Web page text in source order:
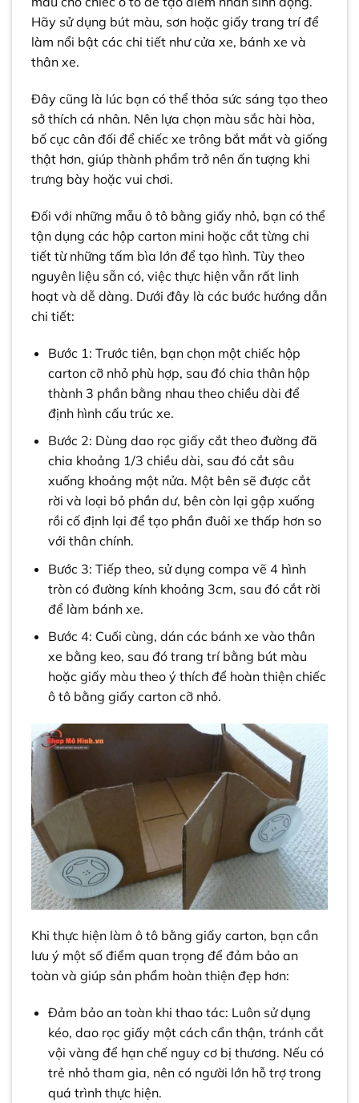
Hãy sử dụng bút màu, sơn hoặc giấy trang trí để
làm nổi bật các chi tiết như cửa xe, bánh xe và
thân xe.
Đây cũng là lúc bạn có thể thỏa sức sáng tạo theo
sở thích cá nhân. Nên lựa chọn màu sắc hài hòa,
bố cục cân đối để chiếc xe trông bắt mắt và giống
thật hơn, giúp thành phẩm trở nên ấn tượng khi
trưng bày hoặc vui chơi.
Đối với những mẫu ô tô bằng giấy nhỏ, bạn có thể
tận dụng các hộp carton mini hoặc cắt từng chi
tiết từ những tấm bìa lớn để tạo hình. Tùy theo
nguyên liệu sẵn có, việc thực hiện vẫn rất linh
hoạt và dễ dàng. Dưới đây là các bước hướng dẫn
chi tiết:
Bước 1: Trước tiên, bạn chọn một chiếc hộp
carton cỡ nhỏ phù hợp, sau đó chia thân hộp
thành 3 phần bằng nhau theo chiều dài để
định hình cấu trúc xe.
Bước 2: Dùng dao rọc giấy cắt theo đường đã
chia khoảng 1/3 chiều dài, sau đó cắt sâu
xuống khoảng một nửa. Một bên sẽ được cắt
rời và loại bỏ phần dư, bên còn lại gập xuống
rồi cố định lại để tạo phần đuôi xe thấp hơn so
với thân chính.
Bước 3: Tiếp theo, sử dụng compa vẽ 4 hình
tròn có đường kính khoảng 3cm, sau đó cắt rời
để làm bánh xe.
Bước 4: Cuối cùng, dán các bánh xe vào thân
xe bằng keo, sau đó trang trí bằng bút màu
hoặc giấy màu theo ý thích để hoàn thiện chiếc
ô tô bằng giấy carton cỡ nhỏ.
Khi thực hiện làm ô tô bằng giấy carton, bạn cần
lưu ý một số điểm quan trọng để đảm bảo an
toàn và giúp sản phẩm hoàn thiện đẹp hơn:
Đảm bảo an toàn khi thao tác: Luôn sử dụng
kéo, dao rọc giấy một cách cẩn thận, tránh cắt
vội vàng để hạn chế nguy cơ bị thương. Nếu có
trẻ nhỏ tham gia, nên có người lớn hỗ trợ trong
quá trình thực hiện.